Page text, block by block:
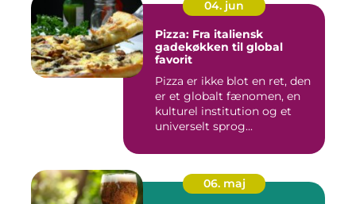
04. jun
Pizza: Fra italiensk
gadekøkken til global
favorit
Pizza er ikke blot en ret, den
er et globalt fænomen, en
kulturel institution og et
universelt sprog...
06. maj